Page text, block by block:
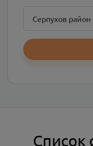
Серпухов район
Список